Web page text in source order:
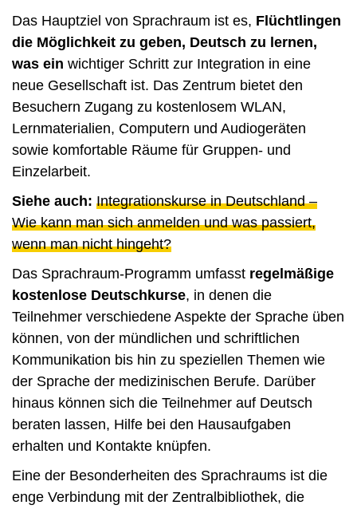
Das Hauptziel von Sprachraum ist es, Flüchtlingen
die Möglichkeit zu geben, Deutsch zu lernen,
was ein wichtiger Schritt zur Integration in eine
neue Gesellschaft ist. Das Zentrum bietet den
Besuchern Zugang zu kostenlosem WLAN,
Lernmaterialien, Computern und Audiogeräten
sowie komfortable Räume für Gruppen- und
Einzelarbeit.
Siehe auch: Integrationskurse in Deutschland –
Wie kann man sich anmelden und was passiert,
wenn man nicht hingeht?
Das Sprachraum-Programm umfasst regelmäßige
kostenlose Deutschkurse, in denen die
Teilnehmer verschiedene Aspekte der Sprache üben
können, von der mündlichen und schriftlichen
Kommunikation bis hin zu speziellen Themen wie
der Sprache der medizinischen Berufe. Darüber
hinaus können sich die Teilnehmer auf Deutsch
beraten lassen, Hilfe bei den Hausaufgaben
erhalten und Kontakte knüpfen.
Eine der Besonderheiten des Sprachraums ist die
enge Verbindung mit der Zentralbibliothek, die